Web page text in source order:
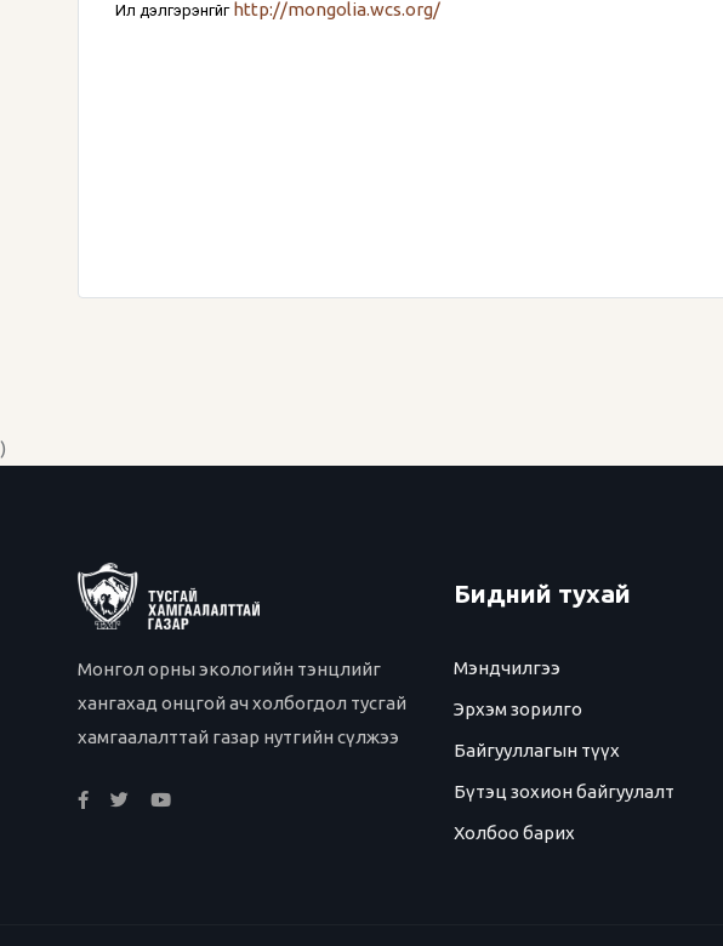
Илүү дэлгэрэнгүйг http://mongolia.wcs.org/
)
Монгол орны экологийн тэнцлийг
хангахад онцгой ач холбогдол тусгай
хамгаалалттай газар нутгийн сүлжээ
Бидний тухай
Мэндчилгээ
Эрхэм зорилго
Байгууллагын түүх
Бүтэц зохион байгуулалт
Холбоо барих